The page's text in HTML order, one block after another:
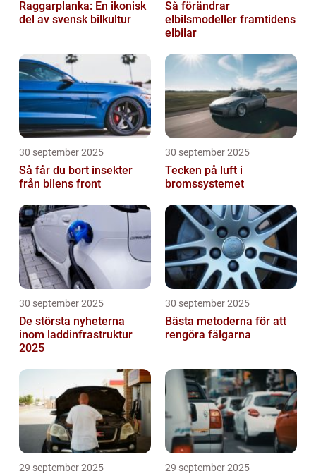
Raggarplanka: En ikonisk
del av svensk bilkultur
Så förändrar
elbilsmodeller framtidens
elbilar
30 september 2025
Så får du bort insekter
från bilens front
30 september 2025
Tecken på luft i
bromssystemet
30 september 2025
De största nyheterna
inom laddinfrastruktur
2025
30 september 2025
Bästa metoderna för att
rengöra fälgarna
29 september 2025 29 september 2025